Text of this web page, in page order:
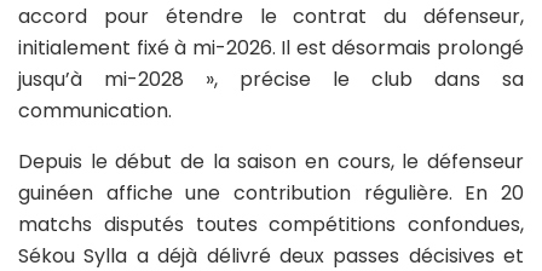
accord pour étendre le contrat du défenseur,
initialement fixé à mi-2026. Il est désormais prolongé
jusqu’à mi-2028 », précise le club dans sa
communication.
Depuis le début de la saison en cours, le défenseur
guinéen affiche une contribution régulière. En 20
matchs disputés toutes compétitions confondues,
Sékou Sylla a déjà délivré deux passes décisives et